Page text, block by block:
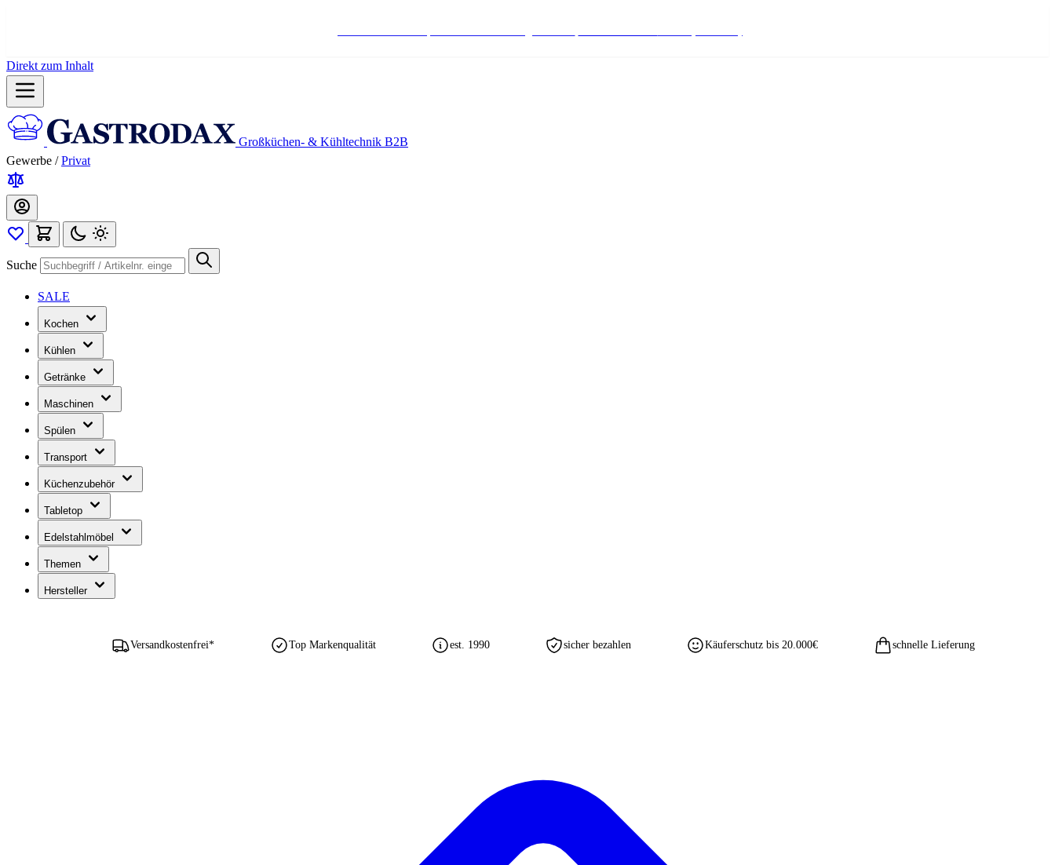
Direkt zum Inhalt
Großküchen- & Kühltechnik B2B
Gewerbe / Privat
Suche
SALE
Kochen
Kühlen
Getränke
Maschinen
Spülen
Transport
Küchenzubehör
Tabletop
Edelstahlmöbel
Themen
Hersteller
Versandkostenfrei* Top Markenqualität est. 1990 sicher bezahlen Käuferschutz bis 20.000€ schnelle Lieferung